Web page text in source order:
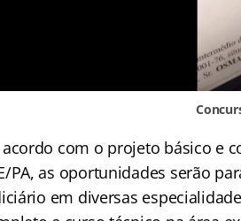
acordo com o projeto básico e
PA, as oportunidades serão
em diversas